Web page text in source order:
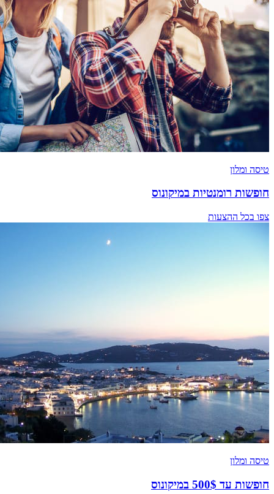
טיסה ומלון
חופשות רומנטיות במיקונוס
צפו בכל ההצעות
טיסה ומלון
חופשות עד 500$ במיקונוס